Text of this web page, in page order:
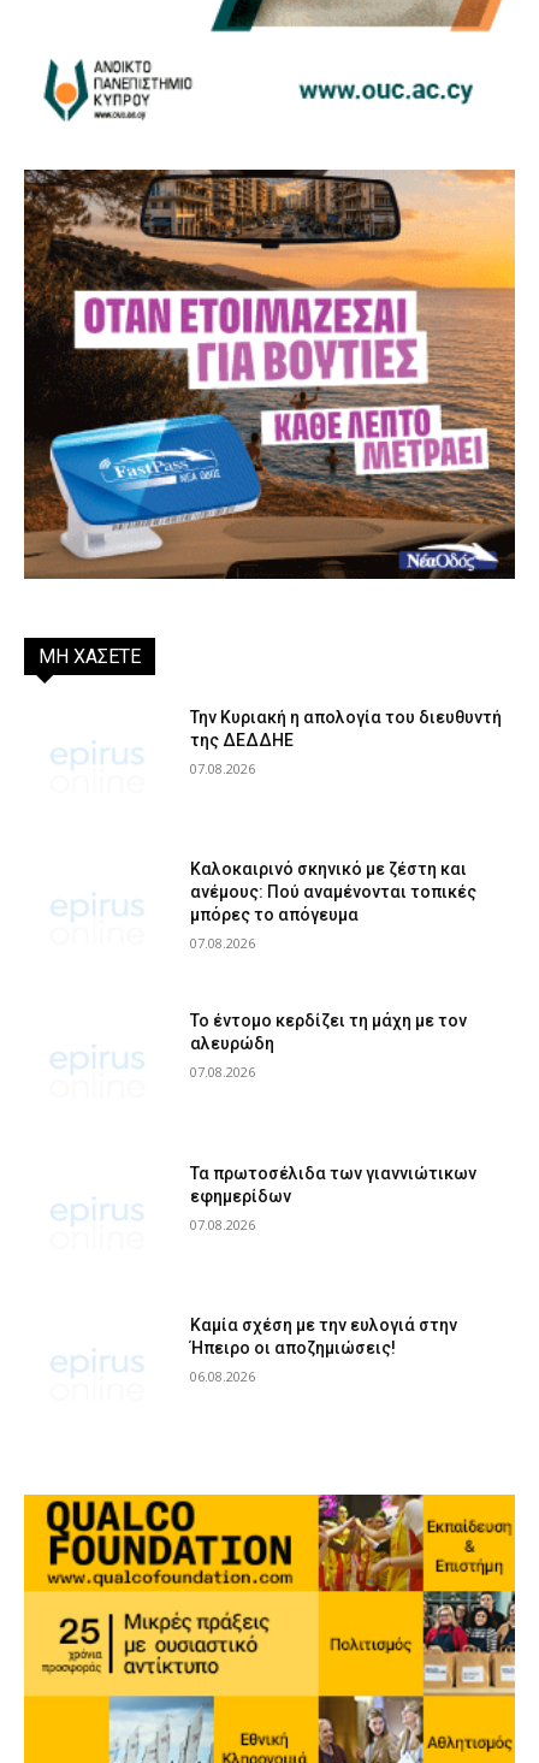
ΜΗ ΧΑΣΕΤΕ
Την Κυριακή η απολογία του διευθυντή
της ΔΕΔΔΗΕ
07.08.2026
Καλοκαιρινό σκηνικό με ζέστη και
ανέμους: Πού αναμένονται τοπικές
μπόρες το απόγευμα
07.08.2026
Το έντομο κερδίζει τη μάχη με τον
αλευρώδη
07.08.2026
Τα πρωτοσέλιδα των γιαννιώτικων
εφημερίδων
07.08.2026
Καμία σχέση με την ευλογιά στην
Ήπειρο οι αποζημιώσεις!
06.08.2026